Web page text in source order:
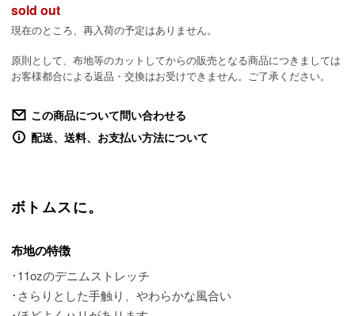
sold out
現在のところ、再入荷の予定はありません。
原則として、布地等のカットしてからの販売となる商品につきましては
お客様都合による返品・交換はお受けできません。ご了承ください。
この商品について問い合わせる
配送、送料、お支払い方法について
ボトムスに。
布地の特徴
･11ozのデニムストレッチ
･さらりとした手触り、やわらかな風合い